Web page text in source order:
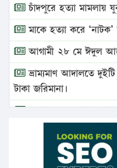
চাঁদপুরে হত্যা মামলায়
মাকে হত্যা করে
আগামী ২৮ মে ঈদুল
ভ্রাম্যমাণ আদালতে দুইটি
টাকা জরিমানা।
এবার লঞ্চের ভাড়া
১৭ থেকে ২১ শতাংশ
১৬ মে চাঁদপুর ও ২৫ মে